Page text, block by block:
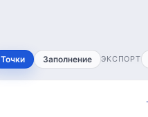
Точки Заполнение ЭКСПОРТ